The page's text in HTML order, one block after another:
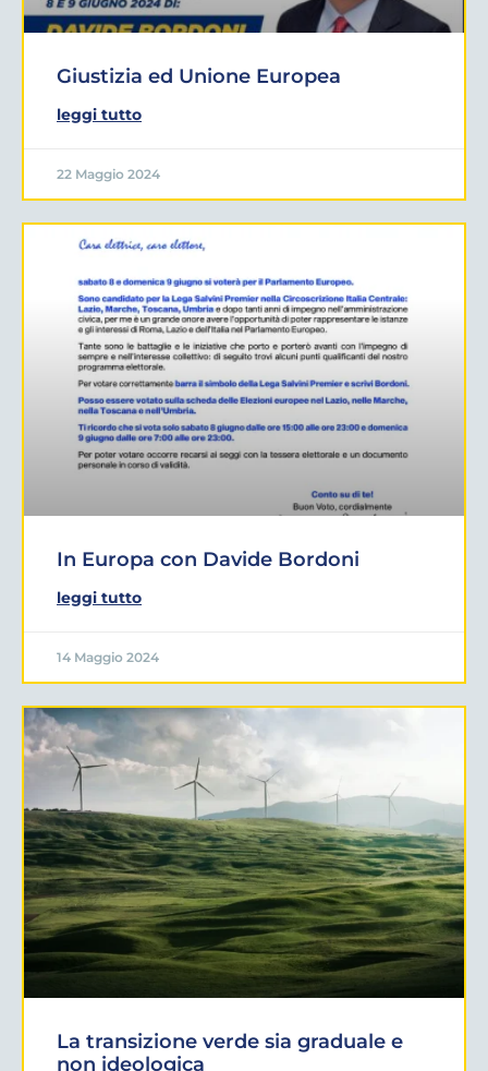
Giustizia ed Unione Europea
leggi tutto
22 Maggio 2024
In Europa con Davide Bordoni
leggi tutto
14 Maggio 2024
La transizione verde sia graduale e
non ideologica